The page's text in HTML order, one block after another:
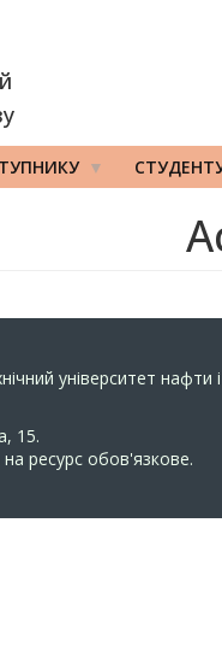
університет нафти і
15.
на ресурс обов'язкове.